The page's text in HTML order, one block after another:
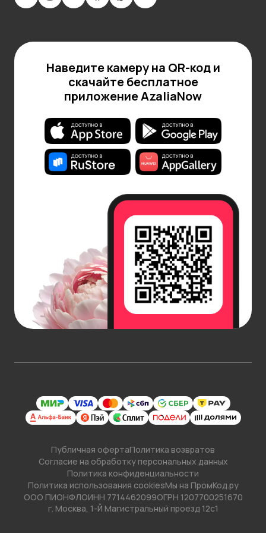
доставка цветов и других товаров с гарантией
Москве в пределах МКАД доставляем бесплатно.
В случае, если адрес получателя находится за
МКАД и в Московской области, а также если нужна
экспресс-доставка, мы предлагаем платные
Укажите удобный интервал и день получения
заказа: в течение 3 часов, за 2 часа, в точно
указанные время и дату, включая сам день заказа.
Подробнее об условиях доставки.
Наведите камеру на QR-код и
скачайте бесплатное
приложение AzaliaNow
Публичная офертаПолитика возвратов
Согласие на обработку персональных данных
Политика конфиденциальности
Политика использования cookiesМы на ПромКод.ру
ООО ПИОНФЛОИНН 7714462099ОГРН 1207700251670
г. Москва, 1-Й Магистральный проезд 12с1